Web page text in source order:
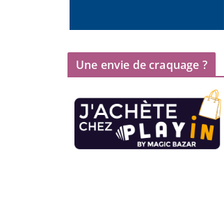
Une envie de craquage ?